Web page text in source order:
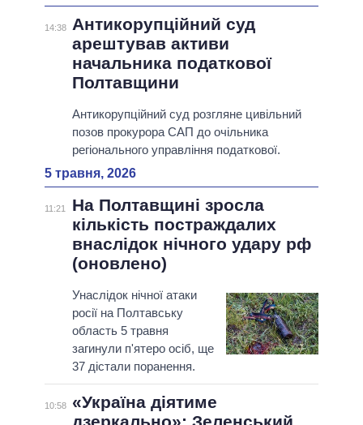
14:38
Антикорупційний суд
арештував активи
начальника податкової
Полтавщини
Антикорупційний суд розгляне цивільний
позов прокурора САП до очільника
регіонального управління податкової.
5 травня, 2026
11:21
На Полтавщині зросла
кількість постраждалих
внаслідок нічного удару рф
(оновлено)
Унаслідок нічної атаки
росії на Полтавську
область 5 травня
загинули п'ятеро осіб, ще
37 дістали поранення.
10:58
«Україна діятиме